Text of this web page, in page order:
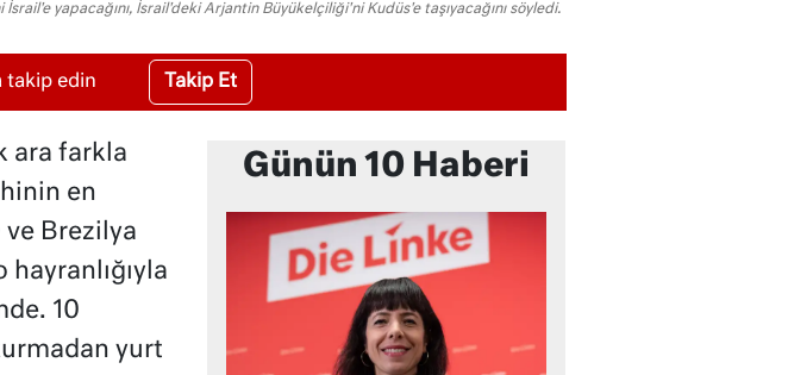
yapacağını, İsrail'deki Arjantin Büyükelçiliği'ni Kudüs'e taşıyacağını söyledi.
takip edin Takip Et
ara farkla
en
ve Brezilya
10
yurt
Günün 10 Haberi